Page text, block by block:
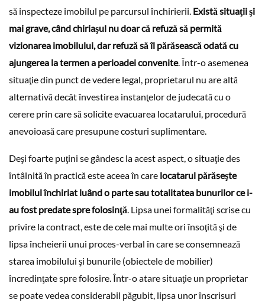
să inspecteze imobilul pe parcursul închirierii. Există situaţii şi
mai grave, când chiriaşul nu doar că refuză să permită
vizionarea imobilului, dar refuză să îl părăsească odată cu
ajungerea la termen a perioadei convenite. Într-o asemenea
situaţie din punct de vedere legal, proprietarul nu are altă
alternativă decât învestirea instanţelor de judecată cu o
cerere prin care să solicite evacuarea locatarului, procedură
anevoioasă care presupune costuri suplimentare.
Deşi foarte puţini se gândesc la acest aspect, o situaţie des
întâlnită în practică este aceea în care locatarul părăseşte
imobilul închiriat luând o parte sau totalitatea bunurilor ce i-
au fost predate spre folosinţă. Lipsa unei formalităţi scrise cu
privire la contract, este de cele mai multe ori însoţită şi de
lipsa încheierii unui proces-verbal în care se consemnează
starea imobilului şi bunurile (obiectele de mobilier)
încredinţate spre folosire. Într-o atare situaţie un proprietar
se poate vedea considerabil păgubit, lipsa unor înscrisuri